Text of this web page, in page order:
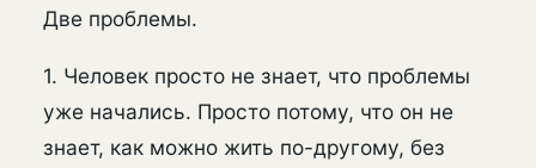
Две проблемы.
1. Человек просто не знает, что проблемы
уже начались. Просто потому, что он не
знает, как можно жить по-другому, без